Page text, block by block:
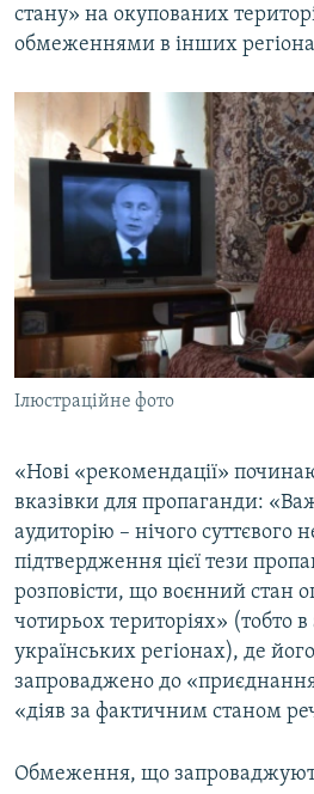
стану» на окупованих
обмеженнями в інших
Ілюстраційне фото
«Нові «рекомендації»
вказівки для пропаганди:
аудиторію – нічого суттєвого
підтвердження цієї тези
розповісти, що воєнний стан
чотирьох територіях» (тобто
українських регіонах), де
запроваджено до «приєднання
«діяв за фактичним станом
Обмеження, що